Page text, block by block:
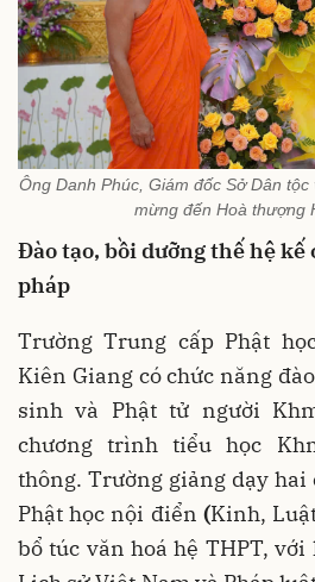
Ông Danh Phúc, Giám đốc Sở Dân
mừng đến Hoà thượng
Đào tạo, bồi dưỡng thế hệ kế
pháp
Trường Trung cấp Phật
Kiên Giang có chức năng
sinh và Phật tử người
chương trình tiểu học
thông. Trường giảng dạy
Phật học nội điển (Kinh,
bổ túc văn hoá hệ THPT,